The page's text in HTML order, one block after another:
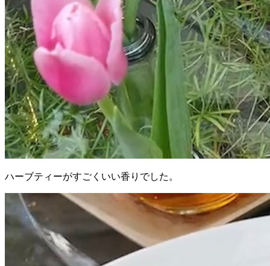
ハーブティーがすごくいい香りでした。